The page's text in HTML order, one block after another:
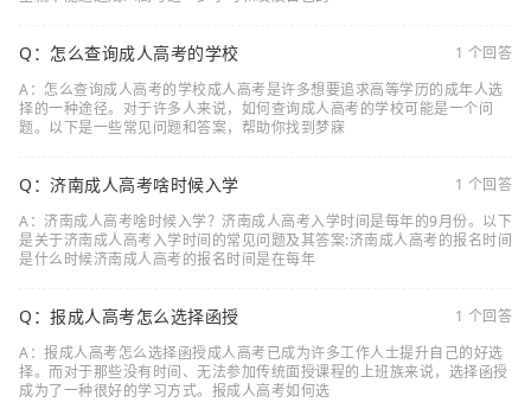
Q：怎么查询成人高考的学校
1 个回答
A：怎么查询成人高考的学校成人高考是许多想要追求高等学历的成年人选
择的一种途径。对于许多人来说，如何查询成人高考的学校可能是一个问
题。以下是一些常见问题和答案，帮助你找到梦寐
Q：济南成人高考啥时候入学
1 个回答
A：济南成人高考啥时候入学？济南成人高考入学时间是每年的9月份。以下
是关于济南成人高考入学时间的常见问题及其答案:济南成人高考的报名时间
是什么时候济南成人高考的报名时间是在每年
Q：报成人高考怎么选择函授
1 个回答
A：报成人高考怎么选择函授成人高考已成为许多工作人士提升自己的好选
择。而对于那些没有时间、无法参加传统面授课程的上班族来说，选择函授
成为了一种很好的学习方式。报成人高考如何选